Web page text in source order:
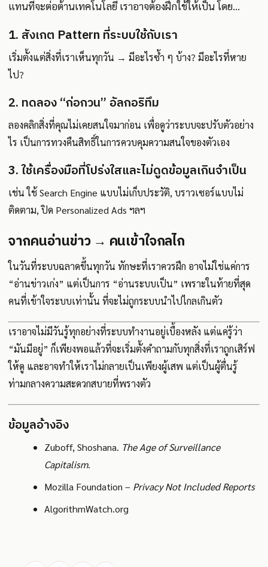
แทนที่จะต่อต้านเทคโนโลยี เราอาจต้องฝึกใช้ให้เป็น โดย…
1. สังเกต Pattern ที่ระบบใช้กับเรา
เริ่มตั้งแต่สิ่งที่เราเห็นทุกวัน → มีอะไรซ้ำ ๆ บ้าง? มีอะไรที่หาย
ไป?
2. ทดลอง “ก่อกวน” อัลกอริทึม
ลองคลิกสิ่งที่คุณไม่เคยสนใจมาก่อน เพื่อดูว่าระบบจะปรับตัวอย่าง
ไร เป็นการทวงคืนสิทธิ์ในการควบคุมความสนใจของตัวเอง
3. ใช้เครื่องมือที่โปร่งใสและไม่ดูดข้อมูลเกินจำเป็น
เช่น ใช้ Search Engine แบบไม่เก็บประวัติ, บราวเซอร์แบบไม่
ติดตาม, ปิด Personalized Ads ฯลฯ
จากคนอ่านข่าว → คนเข้าใจกลไก
ในวันที่ระบบฉลาดขึ้นทุกวัน ทักษะที่เราควรฝึก อาจไม่ใช่แค่การ
“อ่านข่าวเก่ง” แต่เป็นการ “อ่านระบบเป็น” เพราะในท้ายที่สุด
คนที่เข้าใจระบบเท่านั้น ที่จะไม่ถูกระบบนำไปไกลเกินตัว
เราอาจไม่มีวันรู้ทุกอย่างที่ระบบทำงานอยู่เบื้องหลัง แต่แค่รู้ว่า
“มันมีอยู่” ก็เพียงพอแล้วที่จะเริ่มตั้งคำถามกับทุกสิ่งที่เราถูกเสิร์ฟ
ให้ดู และอาจทำให้เราไม่กลายเป็นเพียงผู้เสพ แต่เป็นผู้ตื่นรู้
ท่ามกลางความสะดวกสบายที่พรางตัว
ข้อมูลอ้างอิง
Zuboff, Shoshana. The Age of Surveillance
Capitalism.
Mozilla Foundation – Privacy Not Included Reports
AlgorithmWatch.org